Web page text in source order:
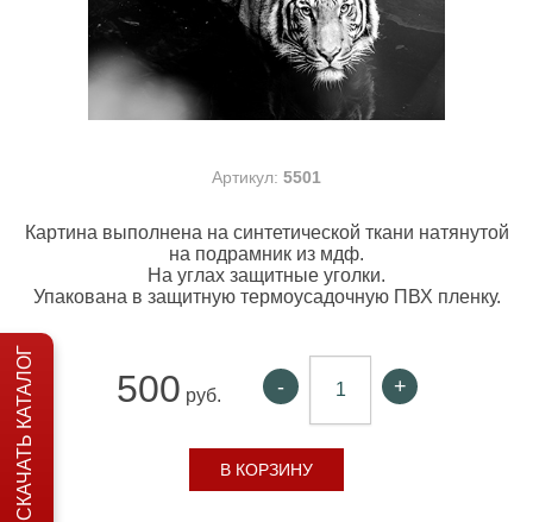
Артикул: 5501
Картина выполнена на синтетической ткани натянутой
на подрамник из мдф.
На углах защитные уголки.
Упакована в защитную термоусадочную ПВХ пленку.
500 руб. - +
В КОРЗИНУ
СКАЧАТЬ КАТАЛОГ